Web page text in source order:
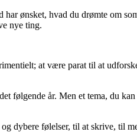
ønsket, hvad du drømte om
nye ting.
at være parat til at
følgende år. Men et tema, du
dybere følelser, til at skrive, til